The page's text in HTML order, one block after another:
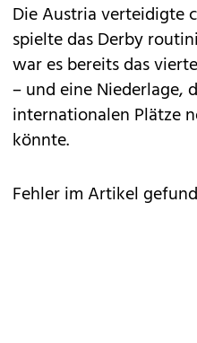
Die Austria verteidigte
spielte das Derby
war es bereits das
– und eine Niederlage,
internationalen Plätze
könnte.
Fehler im Artikel